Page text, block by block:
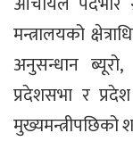
मन्त्रालयको
अनुसन्धान
प्रदेशसभा र
मुख्यमन्त्रीपछिको